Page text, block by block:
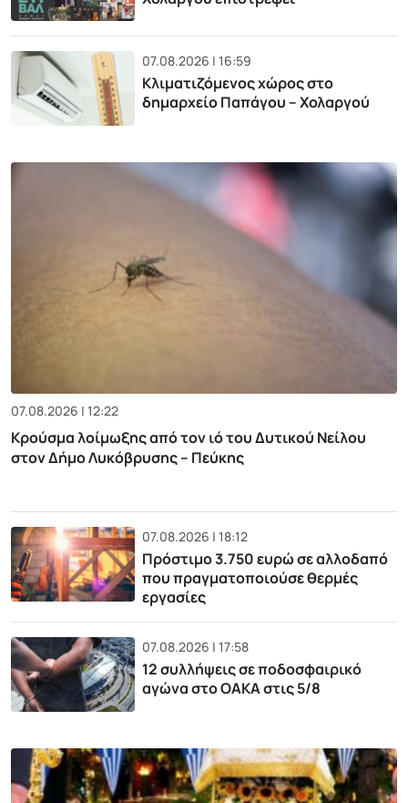
07.08.2026 | 16:59
Κλιματιζόμενος χώρος στο
δημαρχείο Παπάγου – Χολαργού
07.08.2026 | 12:22
Κρούσμα λοίμωξης από τον ιό του Δυτικού Νείλου
στον Δήμο Λυκόβρυσης – Πεύκης
07.08.2026 | 18:12
Πρόστιμο 3.750 ευρώ σε αλλοδαπό
που πραγματοποιούσε θερμές
εργασίες
07.08.2026 | 17:58
12 συλλήψεις σε ποδοσφαιρικό
αγώνα στο ΟΑΚΑ στις 5/8